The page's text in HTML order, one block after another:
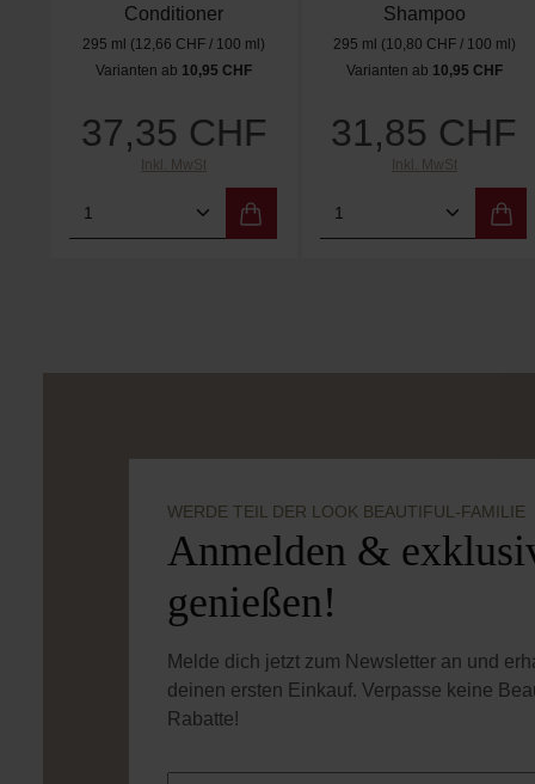
Conditioner
295 ml (12,66 CHF / 100 ml)
Varianten ab 10,95 CHF
37,35 CHF
Inkl. MwSt
Produkt Anzahl: Gib den
Shampoo
295 ml (10,80 CHF / 100 ml)
Varianten ab 10,95 CHF
31,85 CHF
Inkl. MwSt
Produkt
WERDE TEIL DER LOOK BEAUTIFUL-FAMILIE
Anmelden &
genießen!
Melde dich jetzt zum Newsletter an und
deinen ersten Einkauf. Verpasse keine
Rabatte!